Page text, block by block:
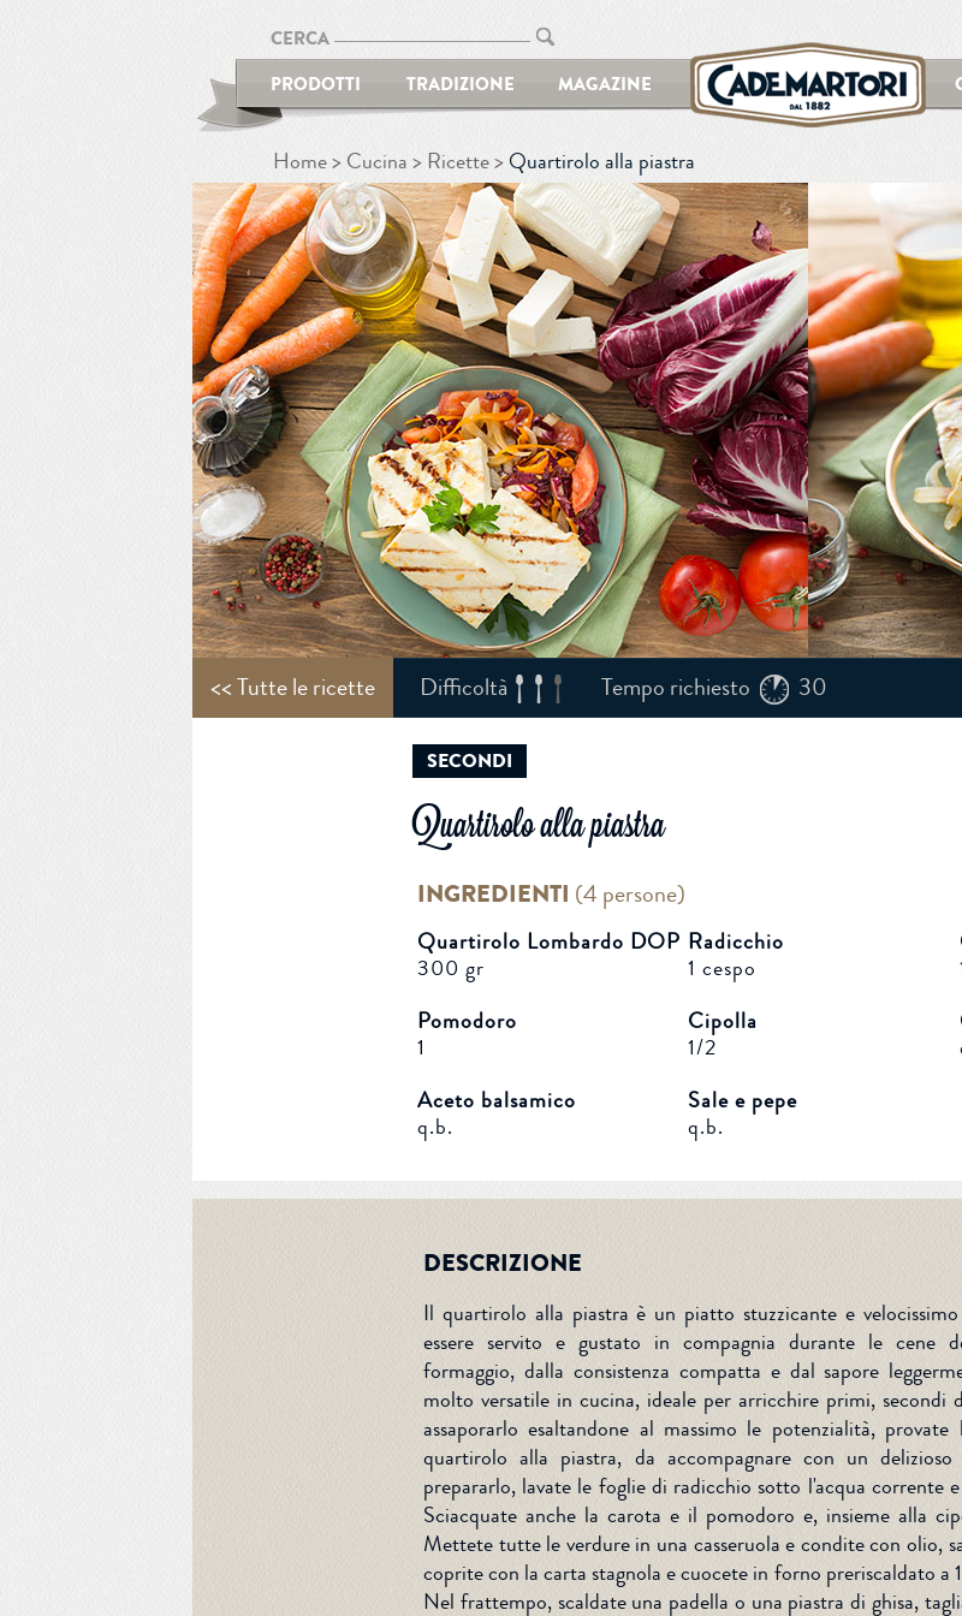
CERCA
PRODOTTI
TRADIZIONE MAGAZINE
Home Cucina Ricette Quartirolo alla piastra
<< Tutte le ricette Difficoltà Tempo richiesto 30
SECONDI
Quartirolo alla piastra
INGREDIENTI (4 persone)
Quartirolo Lombardo DOP
300 gr
Radicchio
1 cespo
Pomodoro
1
Cipolla
1/2
Aceto balsamico
q.b.
Sale e pepe
q.b.
DESCRIZIONE
Il quartirolo alla piastra è un piatto stuzzicante e
essere servito e gustato in compagnia durante le cene
formaggio, dalla consistenza compatta e dal sapore
molto versatile in cucina, ideale per arricchire primi, secondi
assaporarlo esaltandone al massimo le potenzialità,
quartirolo alla piastra, da accompagnare con un
prepararlo, lavate le foglie di radicchio sotto l'acqua corrente
Sciacquate anche la carota e il pomodoro e, insieme alla
Mettete tutte le verdure in una casseruola e condite con olio,
coprite con la carta stagnola e cuocete in forno preriscaldato a
Nel frattempo, scaldate una padella o una piastra di ghisa,